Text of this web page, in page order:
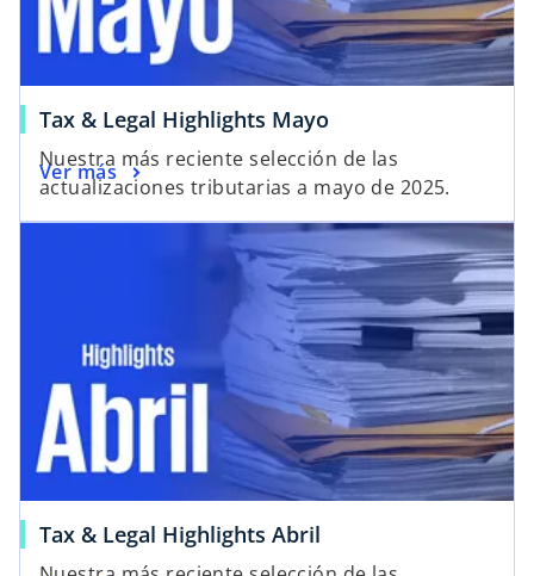
Tax & Legal Highlights Mayo
Nuestra más reciente selección de las
actualizaciones tributarias a mayo de 2025.
Ver más
Tax & Legal Highlights Abril